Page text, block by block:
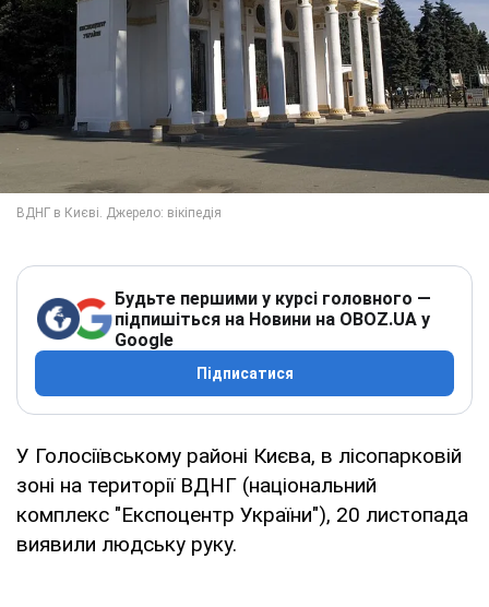
Будьте першими у курсі головного —
підпишіться на Новини на OBOZ.UA у
Google
Підписатися
У Голосіївському районі Києва, в лісопарковій
зоні на території ВДНГ (національний
комплекс "Експоцентр України"), 20 листопада
виявили людську руку.